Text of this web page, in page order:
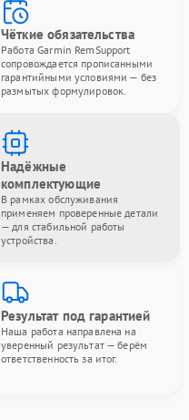
Чёткие обязательства
Работа Garmin RemSupport
сопровождается прописанными
гарантийными условиями — без
размытых формулировок.
Надёжные
комплектующие
В рамках обслуживания
применяем проверенные детали
— для стабильной работы
устройства.
Результат под гарантией
Наша работа направлена на
уверенный результат — берём
ответственность за итог.